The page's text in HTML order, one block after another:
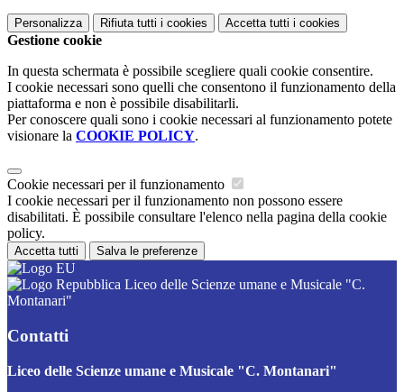
Personalizza Rifiuta tutti i cookies Accetta tutti i cookies
Gestione cookie
In questa schermata è possibile scegliere quali cookie consentire.
I cookie necessari sono quelli che consentono il funzionamento della
piattaforma e non è possibile disabilitarli.
Per conoscere quali sono i cookie necessari al funzionamento potete
visionare la COOKIE POLICY.
Cookie necessari per il funzionamento
I cookie necessari per il funzionamento non possono essere
disabilitati. È possibile consultare l'elenco nella pagina della cookie
policy.
Accetta tutti Salva le preferenze
Liceo delle Scienze umane e Musicale "C.
Montanari"
Contatti
Liceo delle Scienze umane e Musicale "C. Montanari"